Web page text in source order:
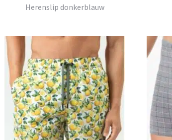
Herenslip donkerblauw